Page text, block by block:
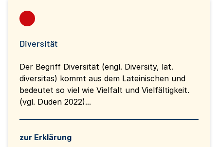
Diversität
Der Begriff Diversität (engl. Diversity, lat.
diversitas) kommt aus dem Lateinischen und
bedeutet so viel wie Vielfalt und Vielfältigkeit.
(vgl. Duden 2022)...
zur Erklärung